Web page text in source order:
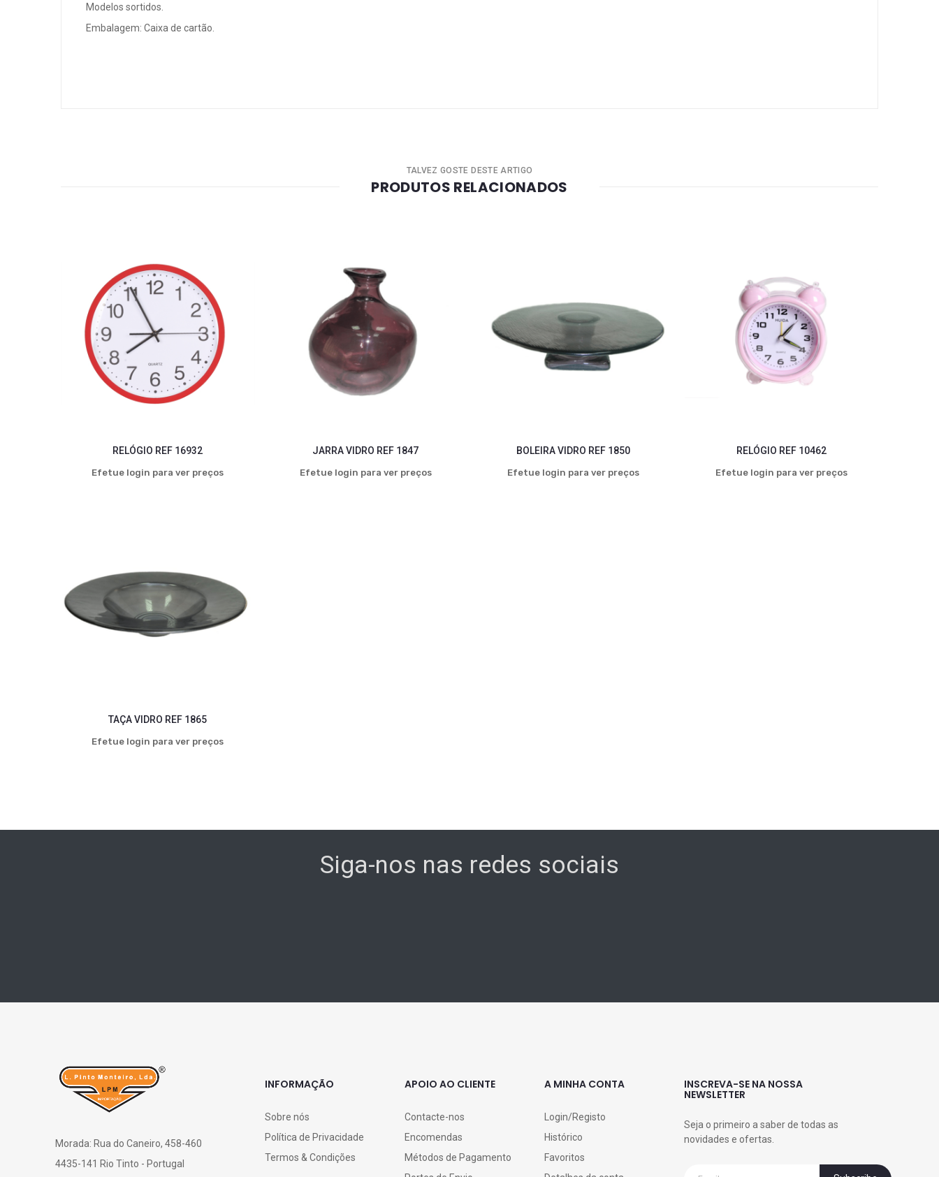
Modelos sortidos.
Embalagem: Caixa de cartão.
TALVEZ GOSTE DESTE ARTIGO
PRODUTOS RELACIONADOS
RELÓGIO REF 16932
Efetue login para ver preços
JARRA VIDRO REF 1847
Efetue login para ver preços
BOLEIRA VIDRO REF 1850
Efetue login para ver preços
RELÓGIO REF 10462
Efetue login para ver preços
TAÇA VIDRO REF 1865
Efetue login para ver preços
Siga-nos nas redes sociais
Morada: Rua do Caneiro, 458-460
4435-141 Rio Tinto - Portugal
INFORMAÇÃO
Sobre nós
Política de Privacidade
Termos & Condições
APOIO AO CLIENTE
Contacte-nos
Encomendas
Métodos de Pagamento
A MINHA CONTA
Login/Registo
Histórico
Favoritos
INSCREVA-SE NA NOSSA
NEWSLETTER
Seja o primeiro a saber de todas as
novidades e ofertas.